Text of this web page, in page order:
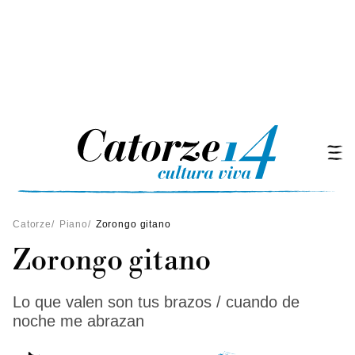
Catorze/ Piano/ Zorongo gitano
Zorongo gitano
Lo que valen son tus brazos / cuando de
noche me abrazan